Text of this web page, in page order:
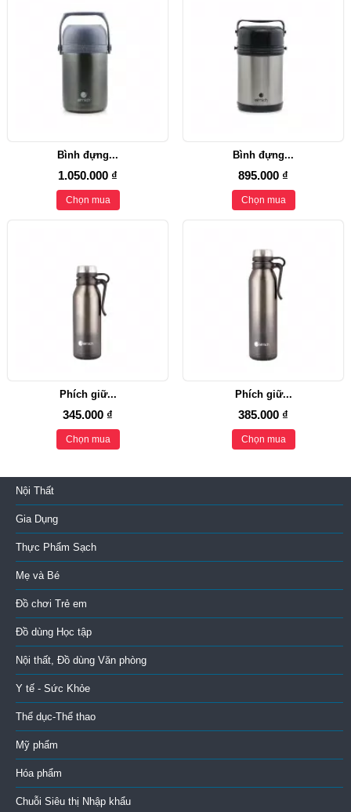
Bình đựng...
1.050.000 ₫
Chọn mua
Bình đựng...
895.000 ₫
Chọn mua
Phích giữ...
345.000 ₫
Chọn mua
Phích giữ...
385.000 ₫
Chọn mua
Nội Thất
Gia Dụng
Thực Phẩm Sạch
Mẹ và Bé
Đồ chơi Trẻ em
Đồ dùng Học tập
Nội thất, Đồ dùng Văn phòng
Y tế - Sức Khỏe
Thể dục-Thể thao
Mỹ phẩm
Hóa phẩm
Chuỗi Siêu thị Nhập khẩu